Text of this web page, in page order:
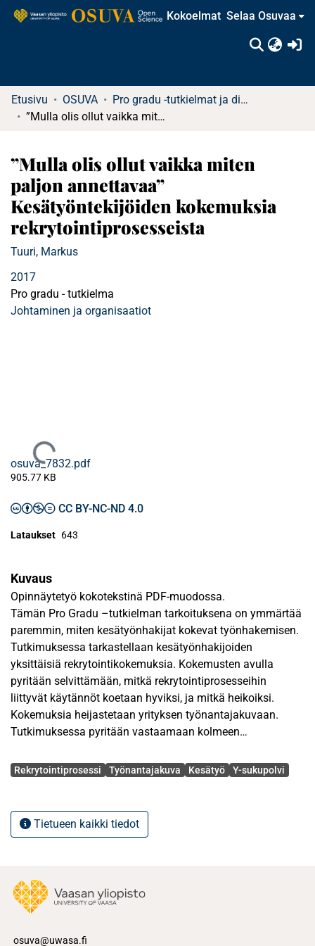
Kokoelmat Selaa Osuvaa
Etusivu OSUVA
Pro gradu -tutkielmat ja diplomityöt
”Mulla olis ollut vaikka miten paljon annettavaa” Kesätyöntekijöiden kokemuksia rekrytointiprosesseista
”Mulla olis ollut vaikka miten
paljon annettavaa”
Kesätyöntekijöiden kokemuksia
rekrytointiprosesseista
Tuuri, Markus
2017
Pro gradu - tutkielma
Johtaminen ja organisaatiot
Ladataan...
osuva_7832.pdf
905.77 KB
CC BY-NC-ND 4.0
Lataukset 643
Kuvaus
Opinnäytetyö kokotekstinä PDF-muodossa.
Tämän Pro Gradu –tutkielman tarkoituksena on ymmärtää
paremmin, miten kesätyönhakijat kokevat työnhakemisen.
Tutkimuksessa tarkastellaan kesätyönhakijoiden
yksittäisiä rekrytointikokemuksia. Kokemusten avulla
pyritään selvittämään, mitkä rekrytointiprosesseihin
liittyvät käytännöt koetaan hyviksi, ja mitkä heikoiksi.
Kokemuksia heijastetaan yrityksen työnantajakuvaan.
Tutkimuksessa pyritään vastaamaan kolmeen
työnhakua kohtaan, millä tavalla rekrytointiprosessin
merkitys rekrytointiprosesseissa. Tutkimuksen tavoitteena
on, että siinä havaittujen tulosten perusteella kesätöitä
Tutkielman teoreettinen viitekehys perustuu
rekrytointiprosesseja, sekä työnantajakuvaa käsittelevään
aikaisempaan kirjallisuuteen. Tutkimus toteutettiin
Avainsanat
Rekrytointiprosessi Työnantajakuva Kesätyö Y-sukupolvi
Tietueen kaikki tiedot
osuva@uwasa.fi